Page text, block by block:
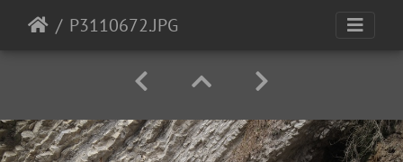
P3110672.JPG